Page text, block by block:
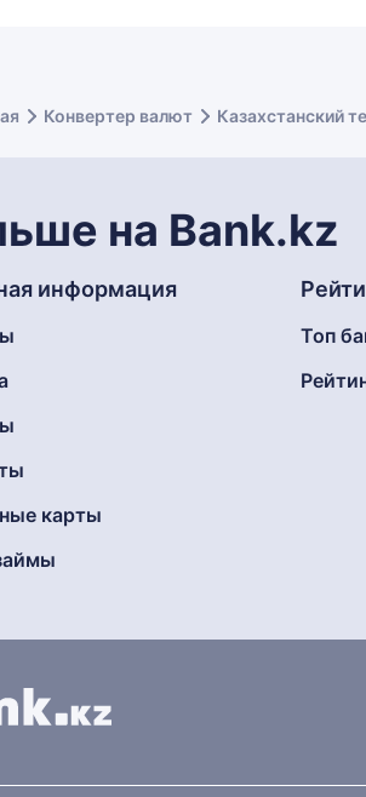
Конвертер валют Казахстанский
на Bank.kz
информация
карты
Топ